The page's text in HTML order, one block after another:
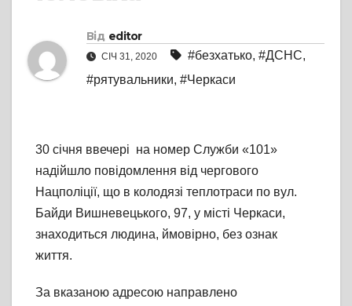
Від editor
СІЧ 31, 2020 #безхатько, #ДСНС,
#рятувальники, #Черкаси
30 січня ввечері на номер Служби «101»
надійшло повідомлення від чергового
Нацполіції, що в колодязі теплотраси по вул.
Байди Вишневецького, 97, у місті Черкаси,
знаходиться людина, ймовірно, без ознак
життя.
За вказаною адресою направлено